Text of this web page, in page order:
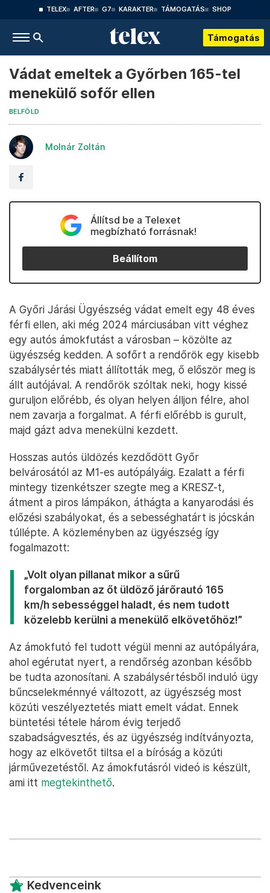
TELEX AFTER G7 KARAKTER TÁMOGATÁS SHOP
Támogatás
Vádat emeltek a Győrben 165-tel
menekülő sofőr ellen
BELFÖLD
Molnár Zoltán
Állítsd be a Telexet
megbízható forrásnak!
Beállítom
A Győri Járási Ügyészség vádat emelt egy 48 éves
férfi ellen, aki még 2024 márciusában vitt véghez
egy autós ámokfutást a városban – közölte az
ügyészség kedden. A sofőrt a rendőrök egy kisebb
szabálysértés miatt állították meg, ő először meg is
állt autójával. A rendőrök szóltak neki, hogy kissé
guruljon előrébb, és olyan helyen álljon félre, ahol
nem zavarja a forgalmat. A férfi előrébb is gurult,
majd gázt adva menekülni kezdett.
Hosszas autós üldözés kezdődött Győr
belvárosától az M1-es autópályáig. Ezalatt a férfi
mintegy tizenkétszer szegte meg a KRESZ-t,
átment a piros lámpákon, áthágta a kanyarodási és
előzési szabályokat, és a sebességhatárt is jócskán
túllépte. A közleményben az ügyészség így
fogalmazott:
„Volt olyan pillanat mikor a sűrű
forgalomban az őt üldöző járőrautó 165
km/h sebességgel haladt, és nem tudott
közelebb kerülni a menekülő elkövetőhöz!”
Az ámokfutó fel tudott végül menni az autópályára,
ahol egérutat nyert, a rendőrség azonban később
be tudta azonosítani. A szabálysértésből induló ügy
bűncselekménnyé változott, az ügyészség most
közúti veszélyeztetés miatt emelt vádat. Ennek
büntetési tétele három évig terjedő
szabadságvesztés, és az ügyészség indítványozta,
hogy az elkövetőt tiltsa el a bíróság a közúti
járművezetéstől. Az ámokfutásról videó is készült,
ami itt megtekinthető.
Kedvenceink